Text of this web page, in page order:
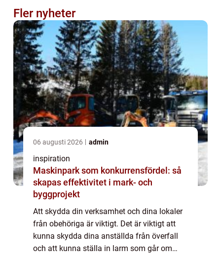
Fler nyheter
06 augusti 2026 admin
inspiration
Maskinpark som konkurrensfördel: så
skapas effektivitet i mark- och
byggprojekt
Att skydda din verksamhet och dina lokaler
från obehöriga är viktigt. Det är viktigt att
kunna skydda dina anställda från överfall
och att kunna ställa in larm som går om